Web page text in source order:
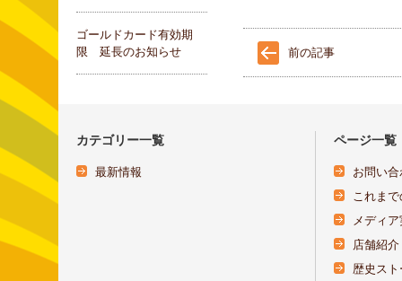
前の記事
ゴールドカード有効期
限 延長のお知らせ
カテゴリー一覧
最新情報
ページ一覧
お問い
これま
メディ
店舗紹介
歴史ス